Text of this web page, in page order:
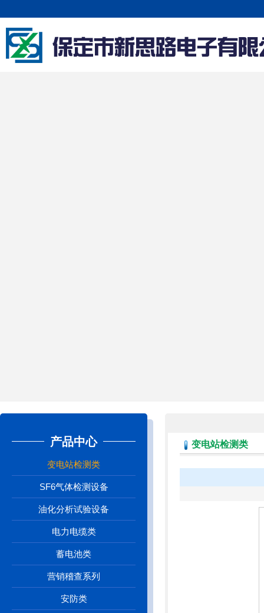
产品中心
变电站检测类
SF6气体检测设备
油化分析试验设备
电力电缆类
蓄电池类
营销稽查系列
安防类
变电站检测类